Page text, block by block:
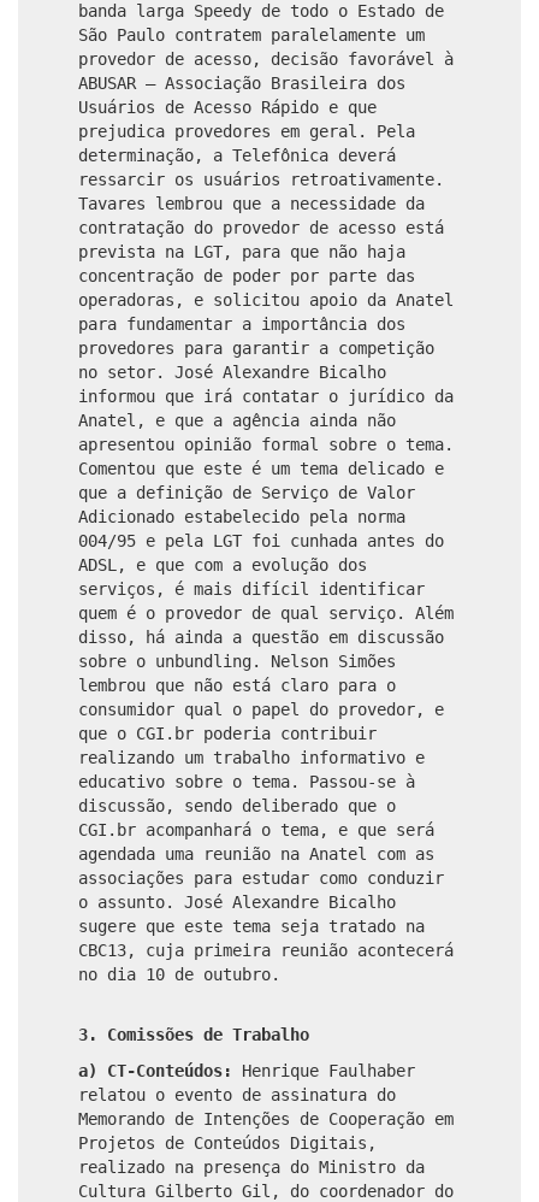
banda larga Speedy de todo o Estado de
São Paulo contratem paralelamente um
provedor de acesso, decisão favorável à
ABUSAR – Associação Brasileira dos
Usuários de Acesso Rápido e que
prejudica provedores em geral. Pela
determinação, a Telefônica deverá
ressarcir os usuários retroativamente.
Tavares lembrou que a necessidade da
contratação do provedor de acesso está
prevista na LGT, para que não haja
concentração de poder por parte das
operadoras, e solicitou apoio da Anatel
para fundamentar a importância dos
provedores para garantir a competição
no setor. José Alexandre Bicalho
informou que irá contatar o jurídico da
Anatel, e que a agência ainda não
apresentou opinião formal sobre o tema.
Comentou que este é um tema delicado e
que a definição de Serviço de Valor
Adicionado estabelecido pela norma
004/95 e pela LGT foi cunhada antes do
ADSL, e que com a evolução dos
serviços, é mais difícil identificar
quem é o provedor de qual serviço. Além
disso, há ainda a questão em discussão
sobre o unbundling. Nelson Simões
lembrou que não está claro para o
consumidor qual o papel do provedor, e
que o CGI.br poderia contribuir
realizando um trabalho informativo e
educativo sobre o tema. Passou-se à
discussão, sendo deliberado que o
CGI.br acompanhará o tema, e que será
agendada uma reunião na Anatel com as
associações para estudar como conduzir
o assunto. José Alexandre Bicalho
sugere que este tema seja tratado na
CBC13, cuja primeira reunião acontecerá
no dia 10 de outubro.
3. Comissões de Trabalho
a) CT-Conteúdos:
Henrique Faulhaber
relatou o evento de assinatura do
Memorando de Intenções de Cooperação em
Projetos de Conteúdos Digitais,
realizado na presença do Ministro da
Cultura Gilberto Gil, do coordenador do